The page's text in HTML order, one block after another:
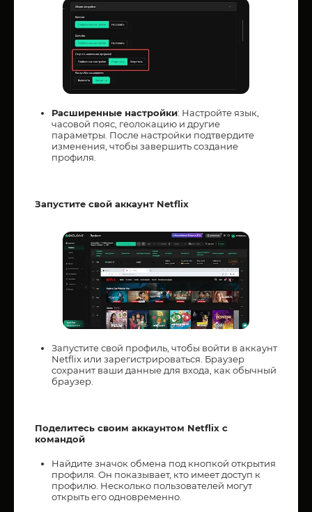
Расширенные настройки: Настройте язык,
часовой пояс, геолокацию и другие
параметры. После настройки подтвердите
изменения, чтобы завершить создание
профиля.
Запустите свой аккаунт Netflix
Запустите свой профиль, чтобы войти в аккаунт
Netflix или зарегистрироваться. Браузер
сохранит ваши данные для входа, как обычный
браузер.
Поделитесь своим аккаунтом Netflix с
командой
Найдите значок обмена под кнопкой открытия
профиля. Он показывает, кто имеет доступ к
профилю. Несколько пользователей могут
открыть его одновременно.